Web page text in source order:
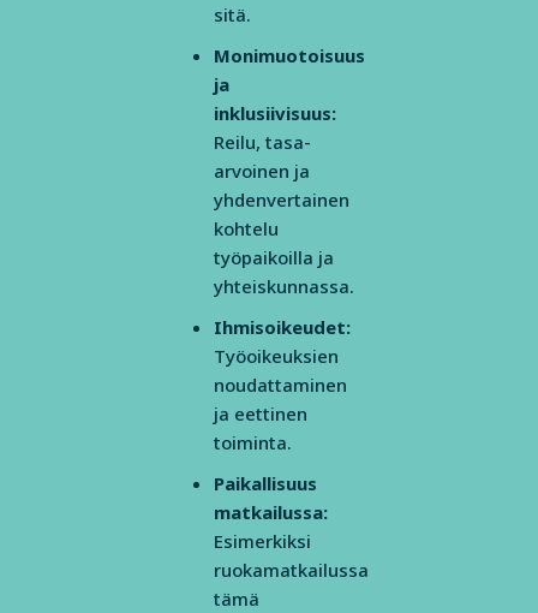
sitä.
Monimuotoisuus
ja
inklusiivisuus:
Reilu, tasa-
arvoinen ja
yhdenvertainen
kohtelu
työpaikoilla ja
yhteiskunnassa.
Ihmisoikeudet:
Työoikeuksien
noudattaminen
ja eettinen
toiminta.
Paikallisuus
matkailussa:
Esimerkiksi
ruokamatkailussa
tämä